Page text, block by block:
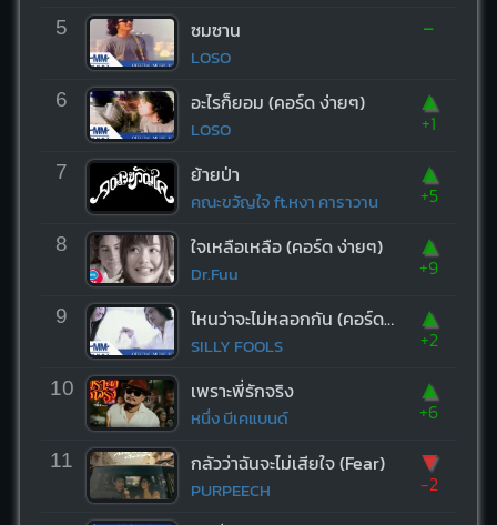
5 ซมซาน
LOSO
-
6 อะไรก็ยอม (คอร์ด ง่ายๆ)
LOSO
▲
+1
7 ย้ายป่า
คณะขวัญใจ ft.หงา คาราวาน
▲
+5
8 ใจเหลือเหลือ (คอร์ด ง่ายๆ)
Dr.Fuu
▲
+9
9 ไหนว่าจะไม่หลอกกัน (คอร์ด ง่ายๆ)
SILLY FOOLS
▲
+2
10 เพราะพี่รักจริง
หนึ่ง บีเคแบนด์
▲
+6
11 กลัวว่าฉันจะไม่เสียใจ (Fear)
PURPEECH
▼
-2